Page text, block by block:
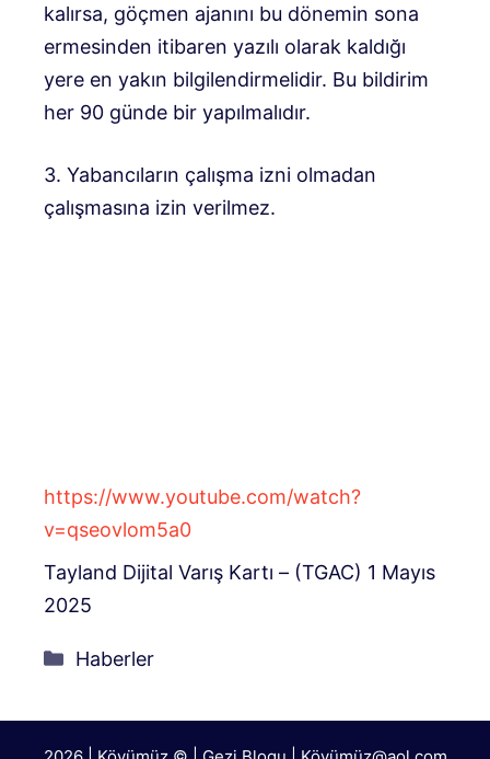
kalırsa, göçmen ajanını bu dönemin sona
ermesinden itibaren yazılı olarak kaldığı
yere en yakın bilgilendirmelidir. Bu bildirim
her 90 günde bir yapılmalıdır.
3. Yabancıların çalışma izni olmadan
çalışmasına izin verilmez.
https://www.youtube.com/watch?
v=qseovlom5a0
Tayland Dijital Varış Kartı – (TGAC) 1 Mayıs
2025
Kategoriler
Haberler